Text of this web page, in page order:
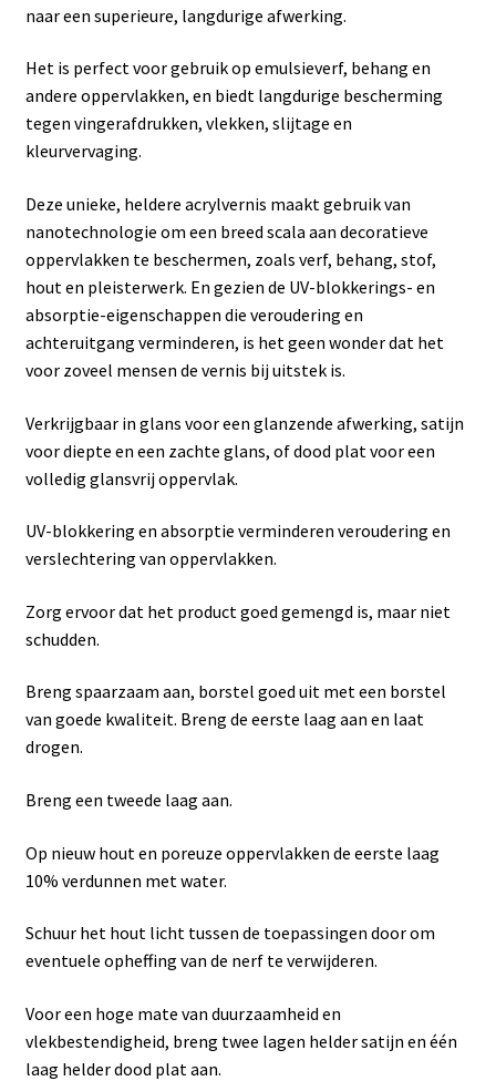
naar een superieure, langdurige afwerking.
Het is perfect voor gebruik op emulsieverf, behang en
andere oppervlakken, en biedt langdurige bescherming
tegen vingerafdrukken, vlekken, slijtage en
kleurvervaging.
Deze unieke, heldere acrylvernis maakt gebruik van
nanotechnologie om een breed scala aan decoratieve
oppervlakken te beschermen, zoals verf, behang, stof,
hout en pleisterwerk. En gezien de UV-blokkerings- en
absorptie-eigenschappen die veroudering en
achteruitgang verminderen, is het geen wonder dat het
voor zoveel mensen de vernis bij uitstek is.
Verkrijgbaar in glans voor een glanzende afwerking, satijn
voor diepte en een zachte glans, of dood plat voor een
volledig glansvrij oppervlak.
UV-blokkering en absorptie verminderen veroudering en
verslechtering van oppervlakken.
Zorg ervoor dat het product goed gemengd is, maar niet
schudden.
Breng spaarzaam aan, borstel goed uit met een borstel
van goede kwaliteit. Breng de eerste laag aan en laat
drogen.
Breng een tweede laag aan.
Op nieuw hout en poreuze oppervlakken de eerste laag
10% verdunnen met water.
Schuur het hout licht tussen de toepassingen door om
eventuele opheffing van de nerf te verwijderen.
Voor een hoge mate van duurzaamheid en
vlekbestendigheid, breng twee lagen helder satijn en één
laag helder dood plat aan.